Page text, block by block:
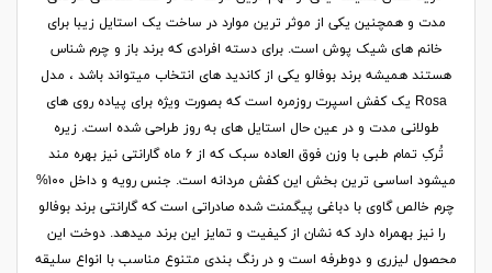
مدت و همچنین یکی از موثر ترین موارد در ساخت یک استایل زیبا برای
خانم های شیک پوش است. برای دسته افرادی که برند باز و چرم شناس
هستند همیشه برند بوفالو یکی از کاندید های انتخاب میتواند باشد ، مدل
Rosa یک کفش اسپرت روزمره است که بصورت ویژه برای پیاده روی های
طولانی مدت و در عین حال استایل های به روز طراحی شده است. زیره
تُرکِ تمام طبی با وزن فوق العاده سبک که از ۶ ماه گارانتی نیز بهره مند
میشود اساسی ترین بخش این کفش مردانه است. جنس رویه و داخل ۱۰۰%
چرم خالص گاوی با دباغی پیگمنت شده صادراتی است که گارانتی برند بوفالو
را نیز بهمراه دارد که نشان از کیفیت و تمایز این برند میدهد. دوخت این
محصول لیزری و دوطرفه است و در رنگ بندی متنوع مناسب با انواع سلیقه